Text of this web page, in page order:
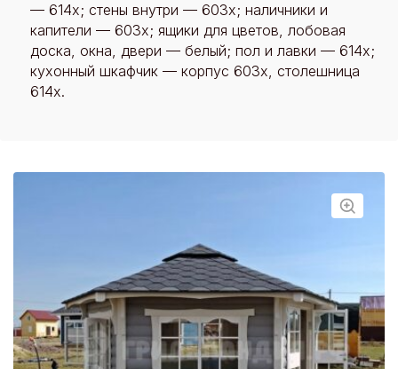
— 614х; стены внутри — 603х; наличники и
капители — 603x; ящики для цветов, лобовая
доска, окна, двери — белый; пол и лавки — 614х;
кухонный шкафчик — корпус 603x, столешница
614x.